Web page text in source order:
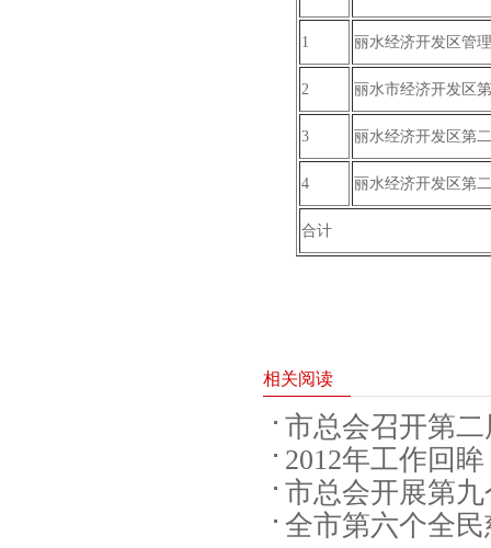
1 丽水经济开发区管
2 丽水市经济开发区
3 丽水经济开发区第
4 丽水经济开发区第
合计
相关阅读
市总会召开第
2012年工作回眸
市总会开展第
全市第六个全